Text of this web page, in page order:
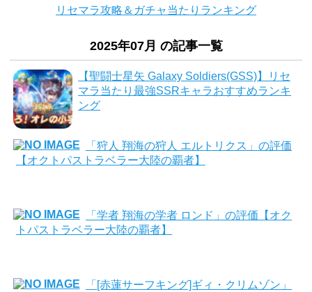
リセマラ攻略＆ガチャ当たりランキング
2025年07月 の記事一覧
【聖闘士星矢 Galaxy Soldiers(GSS)】リセ
マラ当たり最強SSRキャラおすすめランキ
ング
「狩人 翔海の狩人 エルトリクス」の評価
【オクトパストラベラー大陸の覇者】
「学者 翔海の学者 ロンド」の評価【オク
トパストラベラー大陸の覇者】
「[赤蓮サーフキング]ギィ・クリムゾン」